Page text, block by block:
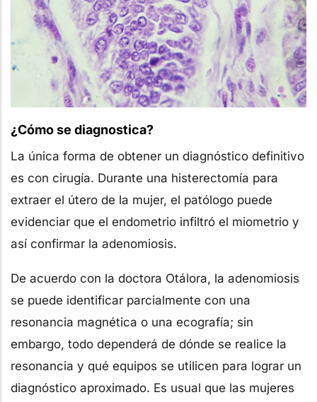
¿Cómo se diagnostica?
La única forma de obtener un diagnóstico definitivo
es con cirugía. Durante una histerectomía para
extraer el útero de la mujer, el patólogo puede
evidenciar que el endometrio infiltró el miometrio y
así confirmar la adenomiosis.
De acuerdo con la doctora Otálora, la adenomiosis
se puede identificar parcialmente con una
resonancia magnética o una ecografía; sin
embargo, todo dependerá de dónde se realice la
resonancia y qué equipos se utilicen para lograr un
diagnóstico aproximado. Es usual que las mujeres